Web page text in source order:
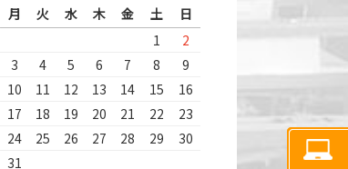
月 火 水 木 金 土
日
1
2
3
4 5 6 7 8
9
10
11 12 13 14 15
16
17
18 19 20 21 22
23
24
25 26 27 28 29
30
31